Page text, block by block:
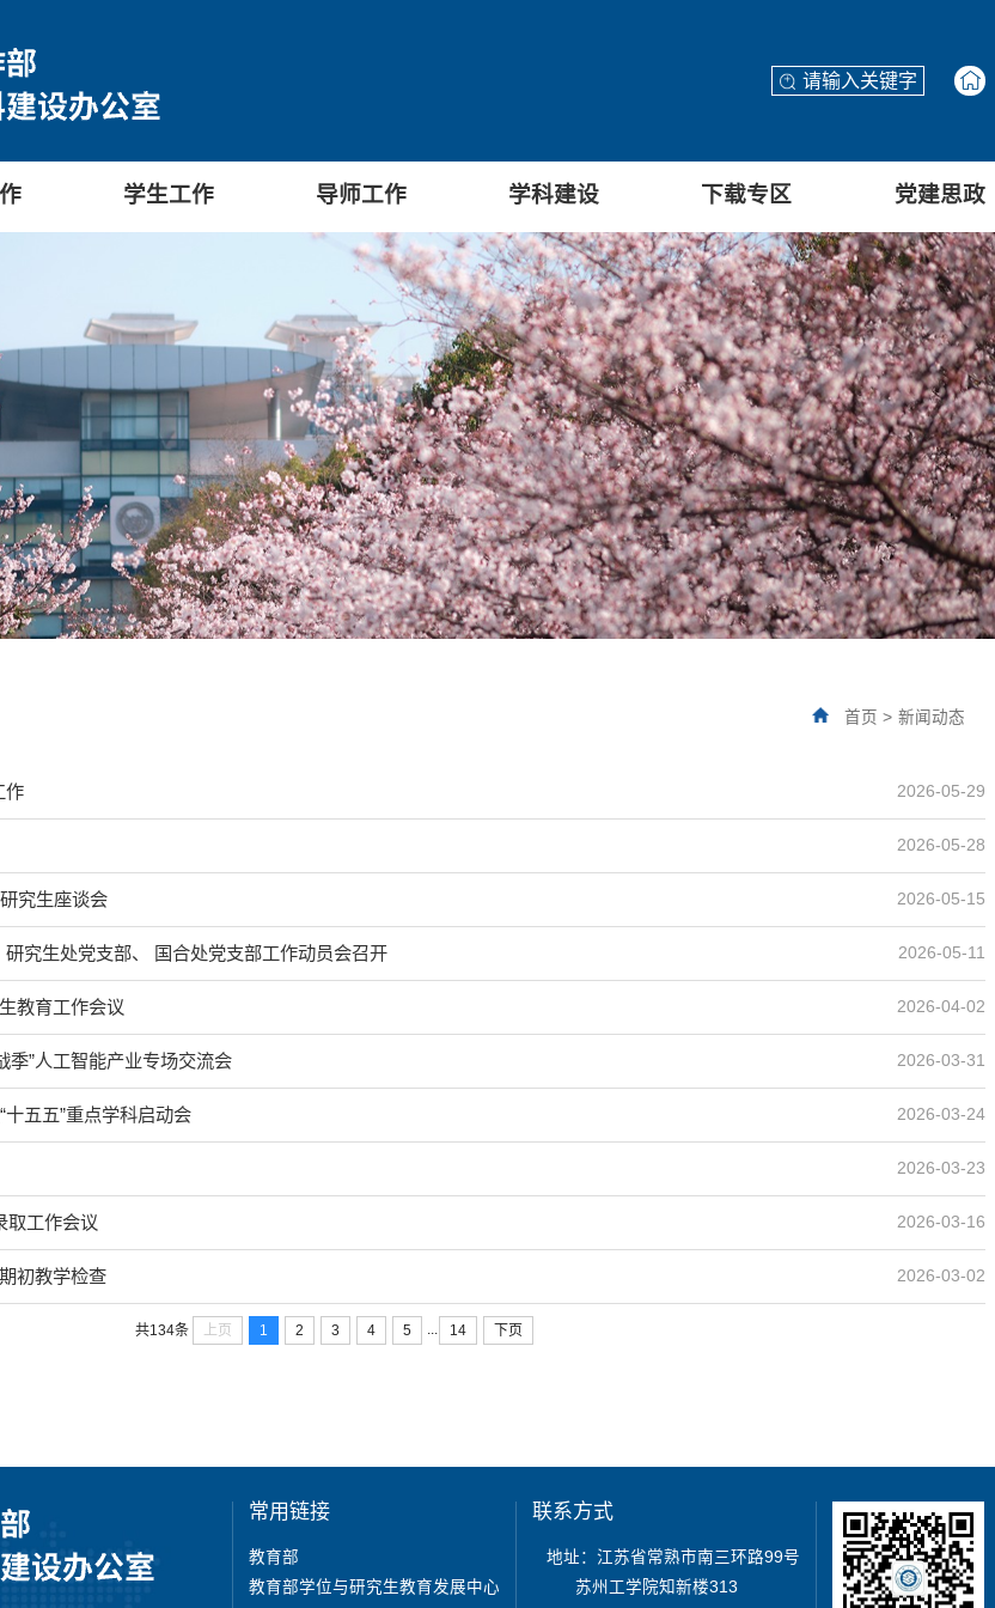
学生工作 导师工作 学科建设 下载专区 党建思政
首页 > 新闻动态
2026-05-29
作
2026-05-28
2026-05-15
究生座谈会
2026-05-11
究生处党支部、 国合处党支部工作动员会召开
2026-04-02
教育工作会议
2026-03-31
季”人工智能产业专场交流会
2026-03-24
十五五”重点学科启动会
2026-03-23
2026-03-16
取工作会议
2026-03-02
初教学检查
共134条 上页 1 2 3 4 5 14 下页
常用链接
教育部
教育部学位与研究生教育发展中心
联系方式
地址：江苏省常熟市南三环路99号
苏州工学院知新楼313